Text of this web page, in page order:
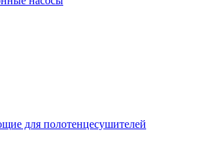
для полотенцесушителей